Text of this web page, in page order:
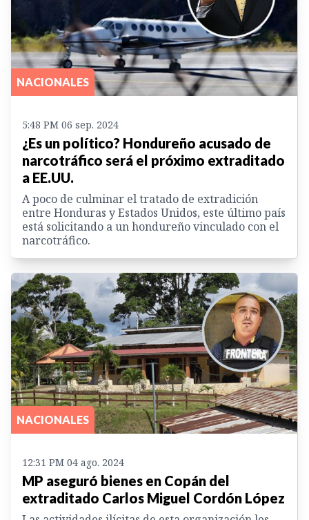
NACIONALES
5:48 PM 06 sep. 2024
¿Es un político? Hondureño acusado de
narcotráfico será el próximo extraditado
a EE.UU.
A poco de culminar el tratado de extradición
entre Honduras y Estados Unidos, este último país
está solicitando a un hondureño vinculado con el
narcotráfico.
NACIONALES
12:31 PM 04 ago. 2024
MP aseguró bienes en Copán del
extraditado Carlos Miguel Cordón López